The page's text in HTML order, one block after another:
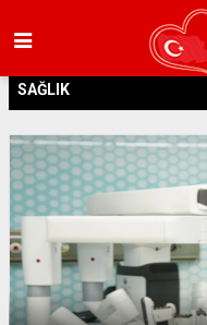
SAĞLIK